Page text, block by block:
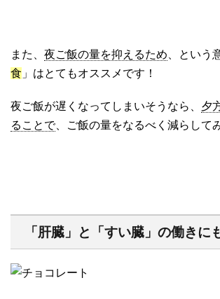
また、 夜ご飯の量を抑えるため 、という
食 」はとてもオススメです！
夜ご飯が遅くなってしまいそうなら、 夕
ることで、ご飯の量をなるべく減らして
「肝臓」と「すい臓」の働きに